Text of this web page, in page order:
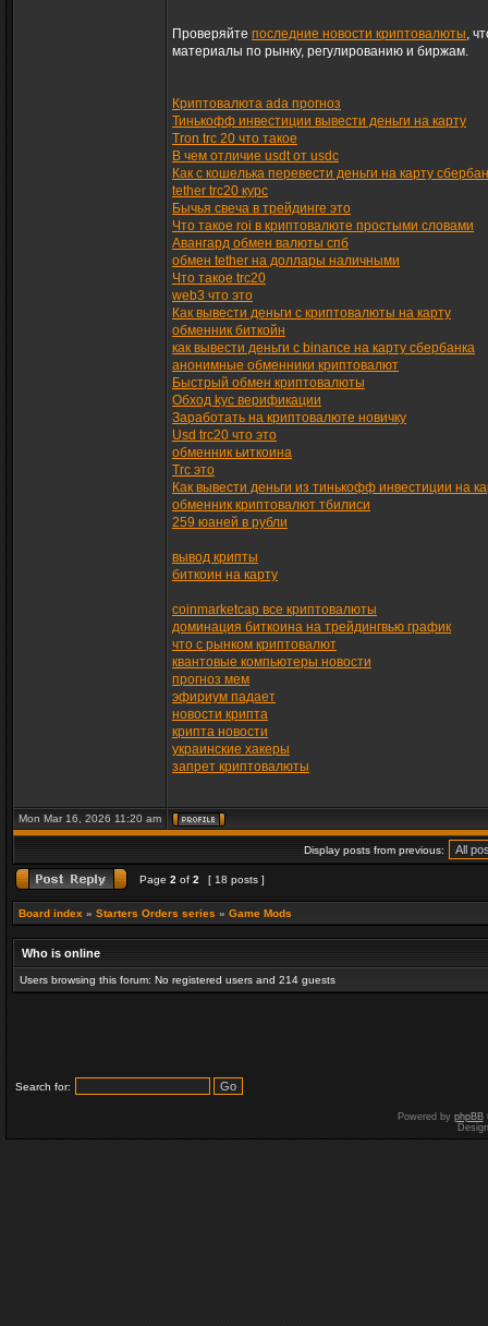
Проверяйте последние новости криптовалюты,
материалы по рынку, регулированию и биржам.
Криптовалюта ada прогноз
Тинькофф инвестиции вывести деньги на карту
Tron trc 20 что такое
В чем отличие usdt от usdc
Как с кошелька перевести деньги на карту
tether trc20 курс
Бычья свеча в трейдинге это
Что такое roi в криптовалюте простыми словами
Авангард обмен валюты спб
обмен tether на доллары наличными
Что такое trc20
web3 что это
Как вывести деньги с криптовалюты на карту
обменник биткойн
как вывести деньги с binance на карту сбербанка
анонимные обменники криптовалют
Быстрый обмен криптовалюты
Обход kyc верификации
Заработать на криптовалюте новичку
Usd trc20 что это
обменник ьиткоина
Trc это
Как вывести деньги из тинькофф инвестиции на
обменник криптовалют тбилиси
259 юаней в рубли
вывод крипты
биткоин на карту
coinmarketcap все криптовалюты
доминация биткоина на трейдингвью график
что с рынком криптовалют
квантовые компьютеры новости
прогноз мем
эфириум падает
новости крипта
крипта новости
украинские хакеры
запрет криптовалюты
Mon Mar 16, 2026 11:20 am
Display posts from previous:
Page 2 of 2 [ 18 posts ]
Board index » Starters Orders series » Game Mods
Who is online
Users browsing this forum: No registered users and 214 guests
Search for:
Powered by phpBB